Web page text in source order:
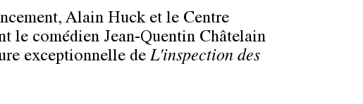
Alain Huck et le Centre
le comédien Jean-Quentin Châtelain
exceptionnelle de L'inspection des